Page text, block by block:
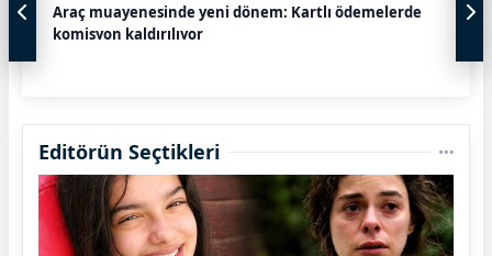
Araç muayenesinde yeni dönem: Kartlı ödemelerde
komisyon kaldırılıyor
Editörün Seçtikleri